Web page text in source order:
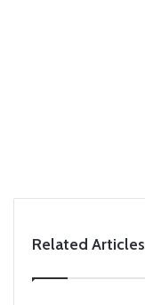
Related Articles